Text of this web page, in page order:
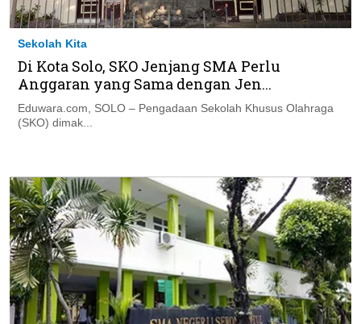
Ikuti Kami di:
Sekolah Kita
Di Kota Solo, SKO Jenjang SMA Perlu
Anggaran yang Sama dengan Jen...
Eduwara.com, SOLO – Pengadaan Sekolah Khusus Olahraga
(SKO) dimak...